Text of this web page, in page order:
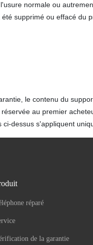
normale ou
supprimé ou effacé du
le contenu du
au premier
ci-dessus s'appliquent
réparé
de la garantie